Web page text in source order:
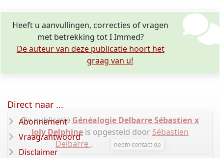
Heeft u aanvullingen, correcties of vragen
met betrekking tot I Immed?
De auteur van deze publicatie hoort het
graag van u!
De publicatie Généalogie Delbarre Sébastien x
Joly Delphine is opgesteld door Sébastien
Delbarre . neem contact op
Direct naar ...
Abonnement
Vraag/antwoord
Disclaimer